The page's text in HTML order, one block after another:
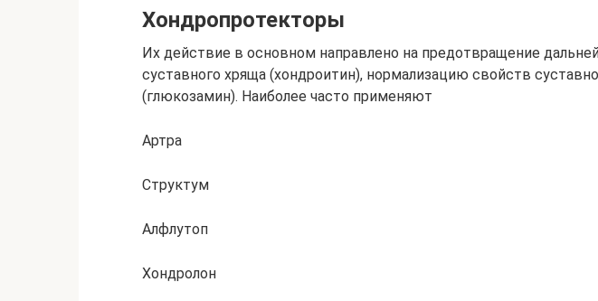
Хондропротекторы
Их действие в основном направлено на предотвращение
суставного хряща (хондроитин), нормализацию свойств
(глюкозамин). Наиболее часто применяют
Артра
Структум
Алфлутоп
Хондролон